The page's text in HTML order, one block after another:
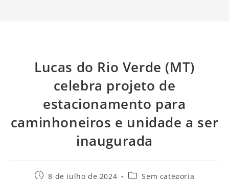
Lucas do Rio Verde (MT)
celebra projeto de
estacionamento para
caminhoneiros e unidade a ser
inaugurada
8 de julho de 2024 Sem categoria